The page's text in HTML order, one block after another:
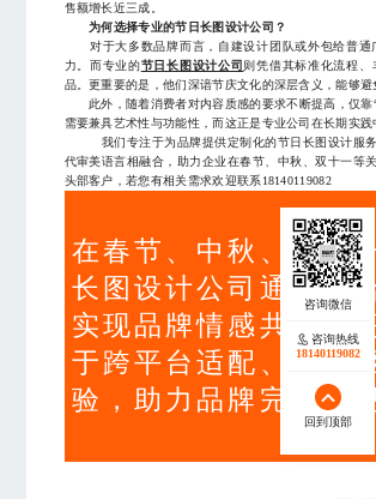
售额增长近三成。
为何选择专业的节日长图设计公司？
对于大多数品牌而言，自建设计团队或外包给普通
力。而专业的节日长图设计公司 则凭借其标准化流程
品。更重要的是，他们深谙节庆文化的深层含义，能够
此外，随着消费者对内容质感的要求不断提高，仅靠
需要兼具艺术性与功能性，而这正是专业公司在长期实
我们专注于为品牌提供定制化的节日长图设计服务
代审美语言相融合，助力企业在春节、中秋、双十一等
头部客户，若您有相关需求欢迎联系18140119082
在春节、中秋、双十
长图设计公司通过融
实现品牌情感共鸣与
于跨平台适配、数据
验，助力品牌完成从
咨询热线
18140119082
回到顶部